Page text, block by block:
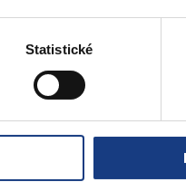
Statistické